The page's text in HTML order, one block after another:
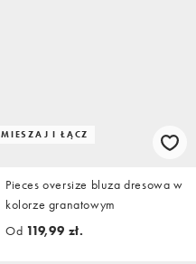
MIESZAJ I ŁĄCZ
Pieces oversize bluza dresowa w
kolorze granatowym
Od 119,99 zł.